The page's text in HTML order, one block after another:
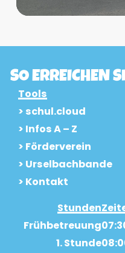
SO ERREICHEN
Tools
> schul.cloud
> Infos A – Z
> Förderverein
> Urselbachbande
> Kontakt
Stunden
Frühbetreuung
1. Stunde